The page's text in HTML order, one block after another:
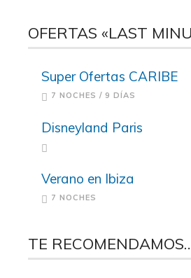
OFERTAS «LAST
Super Ofertas CARIBE
7 NOCHES / 9 DÍAS
Disneyland Paris
Verano en Ibiza
7 NOCHES
TE